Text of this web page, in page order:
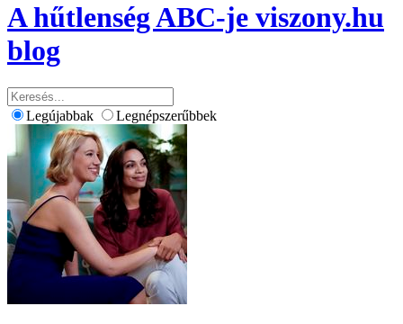
A hűtlenség ABC-je viszony.hu
blog
Legújabbak Legnépszerűbbek